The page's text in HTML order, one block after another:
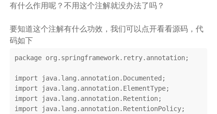
有什么作用呢？不用这个注解就没办法了吗？
要知道这个注解有什么功效，我们可以点开看看源码，代
码如下
package org.springframework.retry.annotation;
import
import
import
import